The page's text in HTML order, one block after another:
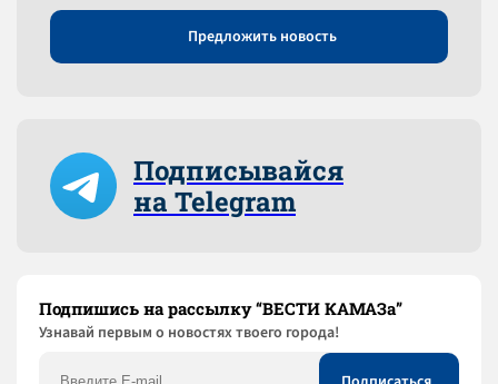
Предложить новость
Подписывайся
на Telegram
Подпишись на рассылку “ВЕСТИ КАМАЗа”
Узнaвай первым о новостях твоего города!